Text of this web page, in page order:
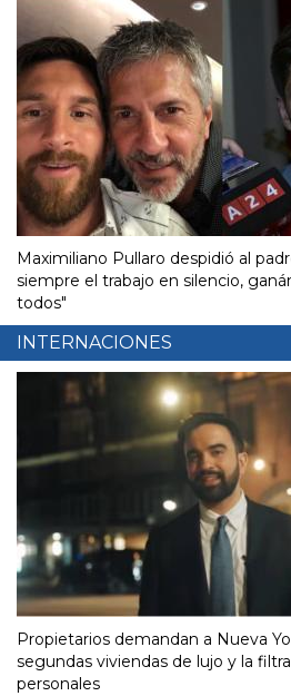
Maximiliano Pullaro despidió al
siempre el trabajo en silencio,
todos"
INTERNACIONES
Propietarios demandan a Nueva
segundas viviendas de lujo y la
personales